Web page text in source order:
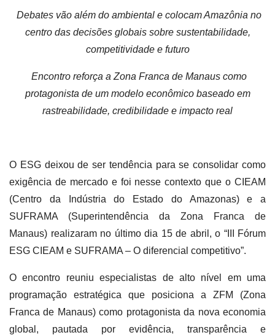
Debates vão além do ambiental e colocam Amazônia no
centro das decisões globais sobre sustentabilidade,
competitividade e futuro
Encontro reforça a Zona Franca de Manaus como
protagonista de um modelo econômico baseado em
rastreabilidade, credibilidade e impacto real
O ESG deixou de ser tendência para se consolidar como
exigência de mercado e foi nesse contexto que o CIEAM
(Centro da Indústria do Estado do Amazonas) e a
SUFRAMA (Superintendência da Zona Franca de
Manaus) realizaram no último dia 15 de abril, o “III Fórum
ESG CIEAM e SUFRAMA – O diferencial competitivo”.
O encontro reuniu especialistas de alto nível em uma
programação estratégica que posiciona a ZFM (Zona
Franca de Manaus) como protagonista da nova economia
global, pautada por evidência, transparência e